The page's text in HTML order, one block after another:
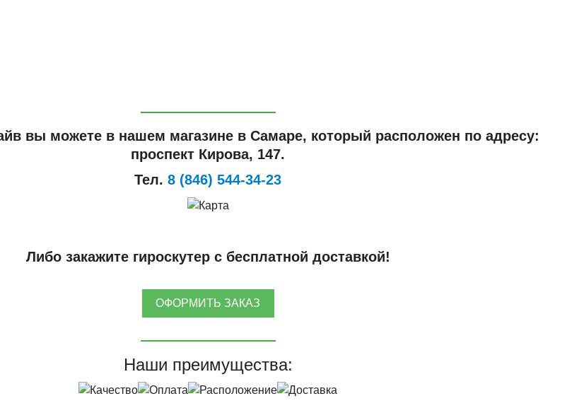
вы можете в нашем магазине в Самаре, который расположен по адресу:
проспект Кирова, 147.
Тел.8 (846) 544-34-23
Либо закажите гироскутер с бесплатной доставкой!
ОФОРМИТЬ ЗАКАЗ
Наши преимущества: